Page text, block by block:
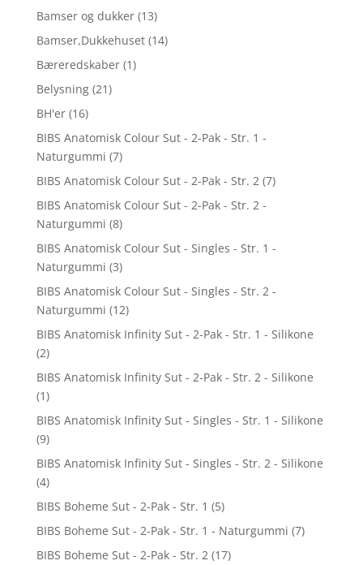
Bamser og dukker (13)
Bamser,Dukkehuset (14)
Bæreredskaber (1)
Belysning (21)
BH'er (16)
BIBS Anatomisk Colour Sut - 2-Pak - Str. 1 -
Naturgummi (7)
BIBS Anatomisk Colour Sut - 2-Pak - Str. 2 (7)
BIBS Anatomisk Colour Sut - 2-Pak - Str. 2 -
Naturgummi (8)
BIBS Anatomisk Colour Sut - Singles - Str. 1 -
Naturgummi (3)
BIBS Anatomisk Colour Sut - Singles - Str. 2 -
Naturgummi (12)
BIBS Anatomisk Infinity Sut - 2-Pak - Str. 1 - Silikone
(2)
BIBS Anatomisk Infinity Sut - 2-Pak - Str. 2 - Silikone
(1)
BIBS Anatomisk Infinity Sut - Singles - Str. 1 - Silikone
(9)
BIBS Anatomisk Infinity Sut - Singles - Str. 2 - Silikone
(4)
BIBS Boheme Sut - 2-Pak - Str. 1 (5)
BIBS Boheme Sut - 2-Pak - Str. 1 - Naturgummi (7)
BIBS Boheme Sut - 2-Pak - Str. 2 (17)